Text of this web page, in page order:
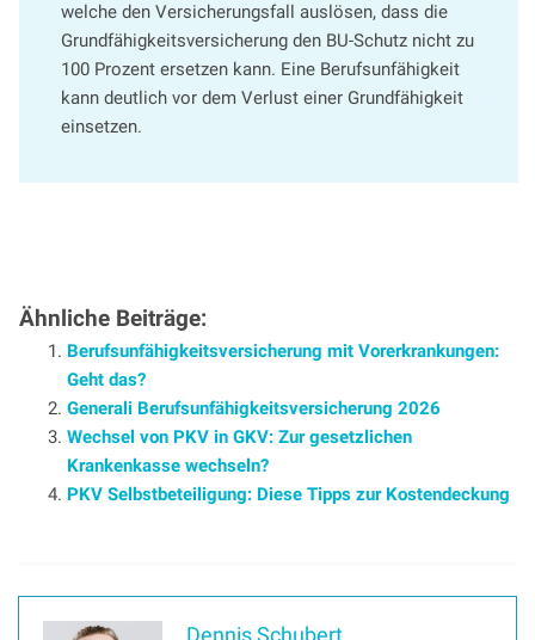
welche den Versicherungsfall auslösen, dass die
Grundfähigkeitsversicherung den BU-Schutz nicht zu
100 Prozent ersetzen kann. Eine Berufsunfähigkeit
kann deutlich vor dem Verlust einer Grundfähigkeit
einsetzen.
Ähnliche Beiträge:
Berufsunfähigkeitsversicherung mit Vorerkrankungen:
Geht das?
Generali Berufsunfähigkeitsversicherung 2026
Wechsel von PKV in GKV: Zur gesetzlichen
Krankenkasse wechseln?
PKV Selbstbeteiligung: Diese Tipps zur Kostendeckung
Dennis Schubert